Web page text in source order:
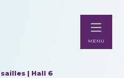
| Hall 6
MENU